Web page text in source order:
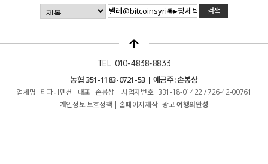
arrow_upward
TEL. 010-4838-8833
농협 351-1183-0721-53 | 예금주: 손봉상
업체명 : 티파니펜션 | 대표 : 손봉상 | 사업자번호 : 331-18-01422 / 726-42-00761
개인정보 보호정책 | 홈페이지제작 · 광고여행의완성